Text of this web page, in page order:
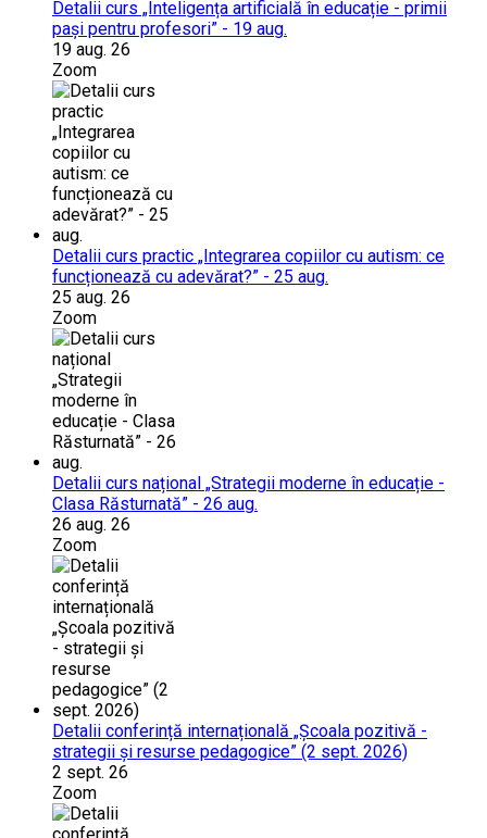
Detalii curs „Inteligența artificială în educație - primii
pași pentru profesori” - 19 aug.
19 aug. 26
Zoom
Detalii curs practic „Integrarea copiilor cu autism: ce
funcționează cu adevărat?” - 25 aug.
25 aug. 26
Zoom
Detalii curs național „Strategii moderne în educație -
Clasa Răsturnată” - 26 aug.
26 aug. 26
Zoom
Detalii conferință internațională „Școala pozitivă -
strategii și resurse pedagogice” (2 sept. 2026)
2 sept. 26
Zoom